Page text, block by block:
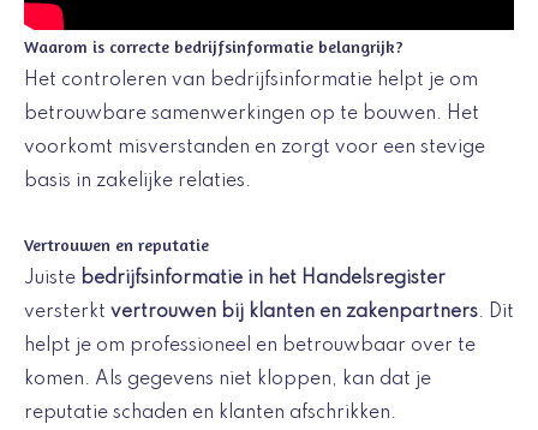
Waarom is correcte bedrijfsinformatie belangrijk?
Het controleren van bedrijfsinformatie helpt je om
betrouwbare samenwerkingen op te bouwen. Het
voorkomt misverstanden en zorgt voor een stevige
basis in zakelijke relaties.
Vertrouwen en reputatie
Juiste bedrijfsinformatie in het Handelsregister
versterkt vertrouwen bij klanten en zakenpartners. Dit
helpt je om professioneel en betrouwbaar over te
komen. Als gegevens niet kloppen, kan dat je
reputatie schaden en klanten afschrikken.